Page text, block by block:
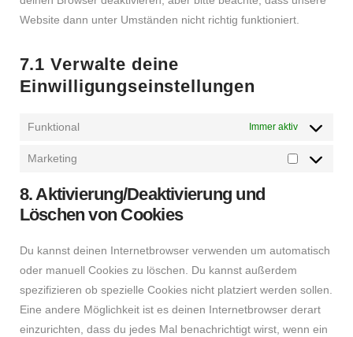
Website dann unter Umständen nicht richtig funktioniert.
7.1 Verwalte deine
Einwilligungseinstellungen
Funktional Immer aktiv
Marketing
Marketing
8. Aktivierung/Deaktivierung und
Löschen von Cookies
Du kannst deinen Internetbrowser verwenden um automatisch
oder manuell Cookies zu löschen. Du kannst außerdem
spezifizieren ob spezielle Cookies nicht platziert werden sollen.
Eine andere Möglichkeit ist es deinen Internetbrowser derart
einzurichten, dass du jedes Mal benachrichtigt wirst, wenn ein